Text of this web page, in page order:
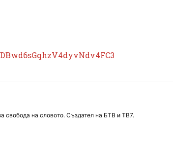
свобода на словото. Създател на БТВ и ТВ7.